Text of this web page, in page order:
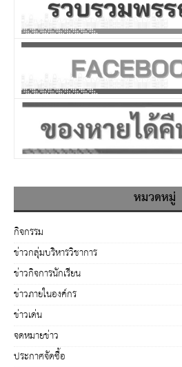
หมวดหมู่
กิจกรรม
ข่าวกลุ่มบริหารวิชาการ
ข่าวกิจการนักเรียน
ข่าวภายในองค์กร
ข่าวเด่น
จดหมายข่าว
ประกาศจัดซื้อ